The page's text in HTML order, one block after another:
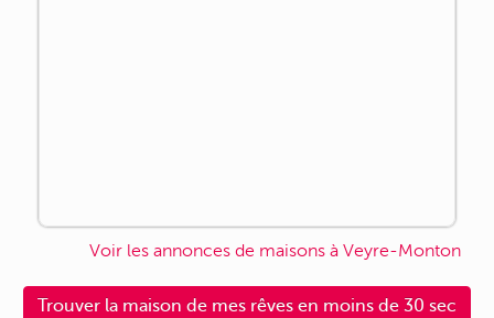
Voir les annonces de maisons à Veyre-Monton
Trouver la maison de mes rêves en moins de 30 sec